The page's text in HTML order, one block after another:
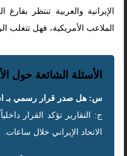
الإيرانية والعربية تنتظر
الملاعب الأمريكية، فهل تتغلب
الأسئلة الشائعة حول
س: هل صدر قرار رسمي بـ
ج: التقارير تؤكد القرار
الاتحاد الإيراني خلال ساعات.